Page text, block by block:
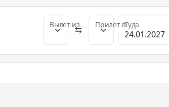
Вылет из Прилёт вТуда